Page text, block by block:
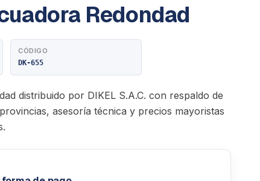
Redondad
CÓDIGO
DK-655
distribuido por DIKEL S.A.C. con respaldo de
asesoría técnica y precios mayoristas